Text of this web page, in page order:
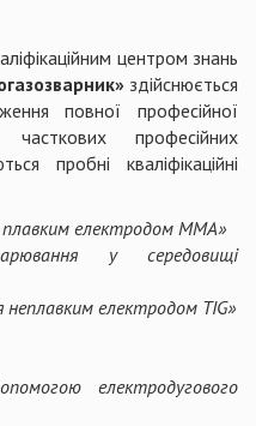
центром знань
здійснюється
повної професійної
професійних
пробні кваліфікаційні
плавким електродом ММА»
у середовищі
неплавким електродом TIG»
електродугового